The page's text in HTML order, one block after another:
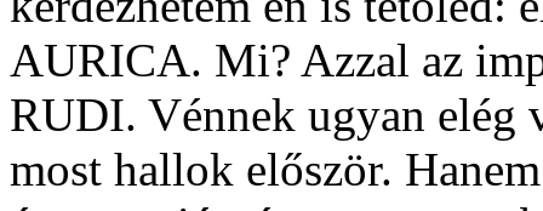
AURICA. Mi? Azzal az
RUDI. Vénnek ugyan elég
most hallok először.